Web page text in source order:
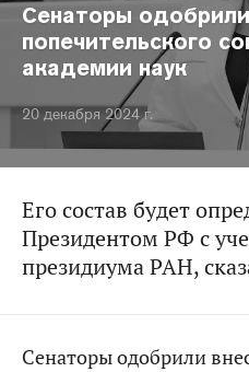
Сенаторы
попечительского
академии наук
20 декабря 2024 г.
Его состав будет
Президентом РФ с
президиума РАН,
Сенаторы одобрили